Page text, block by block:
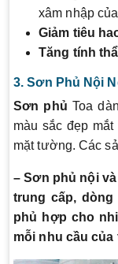
xâm nhập
Giảm tiêu
Tăng tính
3. Sơn Phủ Nội
Sơn phủ Toa
màu sắc đẹp
mặt tường. Các
– Sơn phủ nội
trung cấp,
phủ hợp cho
mỗi nhu cầu